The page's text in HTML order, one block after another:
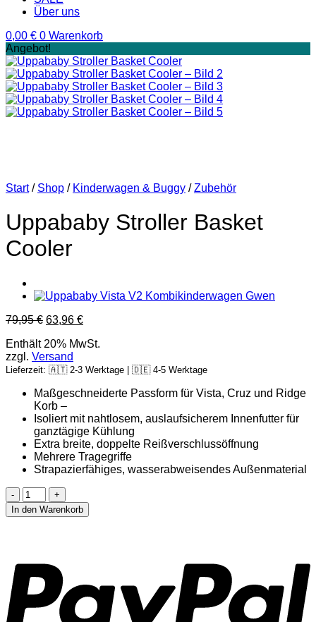
Über uns
0,00 € 0 Warenkorb
Angebot!
Start / Shop / Kinderwagen & Buggy / Zubehör
Uppababy Stroller Basket
Cooler
79,95€ Ursprünglicher
war:
79,95 €
63,96 €Aktueller
ist:
Enthält 20% MwSt.
zzgl. Versand
Lieferzeit: 🇦🇹 2-3 Werktage | 🇩🇪 4-5 Werktage
Maßgeschneiderte Passform für Vista, Cruz und Ridge
Korb –
Isoliert mit nahtlosem, auslaufsicherem Innenfutter für
ganztägige Kühlung
Extra breite, doppelte Reißverschlussöffnung
Mehrere Tragegriffe
Strapazierfähiges, wasserabweisendes Außenmaterial
Uppababy
Stroller
Basket
In den Warenkorb